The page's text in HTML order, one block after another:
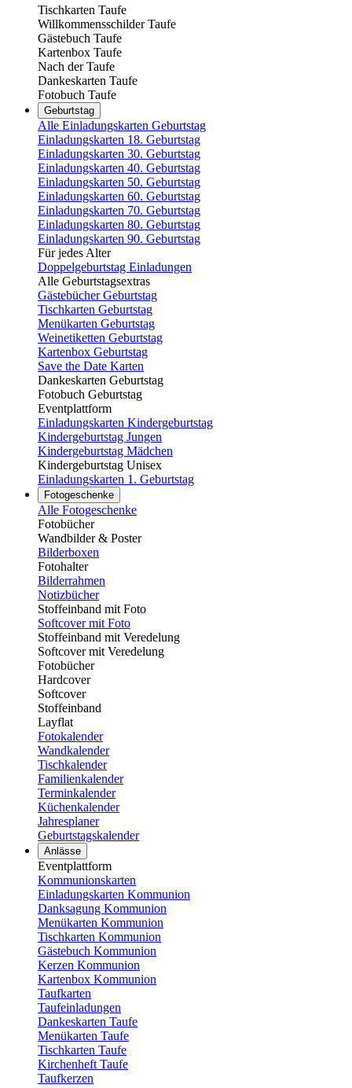
Tischkarten Taufe
Willkommensschilder Taufe
Gästebuch Taufe
Kartenbox Taufe
Nach der Taufe
Dankeskarten Taufe
Fotobuch Taufe
Geburtstag
Alle Einladungskarten Geburtstag
Einladungskarten 18. Geburtstag
Einladungskarten 30. Geburtstag
Einladungskarten 40. Geburtstag
Einladungskarten 50. Geburtstag
Einladungskarten 60. Geburtstag
Einladungskarten 70. Geburtstag
Einladungskarten 80. Geburtstag
Einladungskarten 90. Geburtstag
Für jedes Alter
Doppelgeburtstag Einladungen
Alle Geburtstagsextras
Gästebücher Geburtstag
Tischkarten Geburtstag
Menükarten Geburtstag
Weinetiketten Geburtstag
Kartenbox Geburtstag
Save the Date Karten
Dankeskarten Geburtstag
Fotobuch Geburtstag
Eventplattform
Einladungskarten Kindergeburtstag
Kindergeburtstag Jungen
Kindergeburtstag Mädchen
Kindergeburtstag Unisex
Einladungskarten 1. Geburtstag
Fotogeschenke
Alle Fotogeschenke
Fotobücher
Wandbilder & Poster
Bilderboxen
Fotohalter
Bilderrahmen
Notizbücher
Stoffeinband mit Foto
Softcover mit Foto
Stoffeinband mit Veredelung
Softcover mit Veredelung
Fotobücher
Hardcover
Softcover
Stoffeinband
Layflat
Fotokalender
Wandkalender
Tischkalender
Familienkalender
Terminkalender
Küchenkalender
Jahresplaner
Geburtstagskalender
Anlässe
Eventplattform
Kommunionskarten
Einladungskarten Kommunion
Danksagung Kommunion
Menükarten Kommunion
Tischkarten Kommunion
Gästebuch Kommunion
Kerzen Kommunion
Kartenbox Kommunion
Taufkarten
Taufeinladungen
Dankeskarten Taufe
Menükarten Taufe
Tischkarten Taufe
Kirchenheft Taufe
Taufkerzen